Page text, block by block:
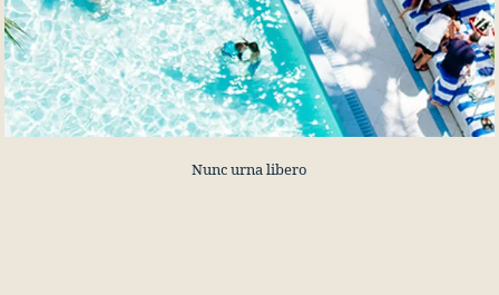
Nunc urna libero